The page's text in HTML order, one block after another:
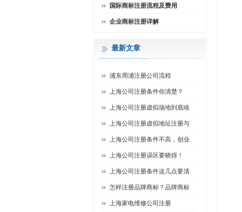
国际商标注册流程及费用
企业商标注册详解
最新文章
浦东周浦注册公司流程
上海公司注册条件你清楚？
上海公司注册虚拟场地到底啥
上海公司注册虚拟地址注册与
上海公司注册条件不高，创业
上海公司注册误区要晓得！
上海公司注册条件这几点要清
怎样注册品牌商标？品牌商标
上海家电维修公司注册